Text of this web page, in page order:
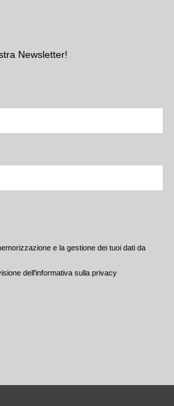
Newsletter!
e la gestione dei tuoi dati da
dell'informativa sulla privacy